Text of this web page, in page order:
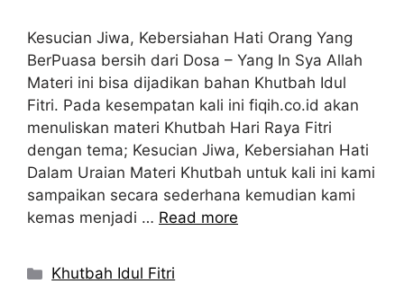
Kesucian Jiwa, Kebersiahan Hati Orang Yang
BerPuasa bersih dari Dosa – Yang In Sya Allah
Materi ini bisa dijadikan bahan Khutbah Idul
Fitri. Pada kesempatan kali ini fiqih.co.id akan
menuliskan materi Khutbah Hari Raya Fitri
dengan tema; Kesucian Jiwa, Kebersiahan Hati
Dalam Uraian Materi Khutbah untuk kali ini kami
sampaikan secara sederhana kemudian kami
kemas menjadi … Read more
Kategori
Khutbah Idul Fitri